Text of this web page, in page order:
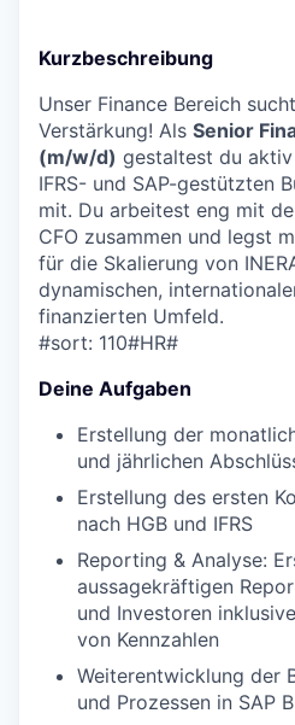
Kurzbeschreibung
Unser Finance Bereich
Verstärkung! Als Senior
(m/w/d) gestaltest du
IFRS- und SAP-gestützten
mit. Du arbeitest eng mit
CFO zusammen und legst
für die Skalierung von
dynamischen,
finanzierten Umfeld.
#sort: 110#HR#
Deine Aufgaben
Erstellung der
und jährlichen
Erstellung des ersten
nach HGB und IFRS
Reporting & Analyse:
aussagekräftigen
und Investoren
von Kennzahlen
Weiterentwicklung der
und Prozessen in SAP